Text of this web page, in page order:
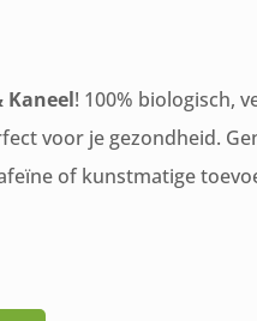
Kaneel! 100% biologisch,
voor je gezondheid.
of kunstmatige